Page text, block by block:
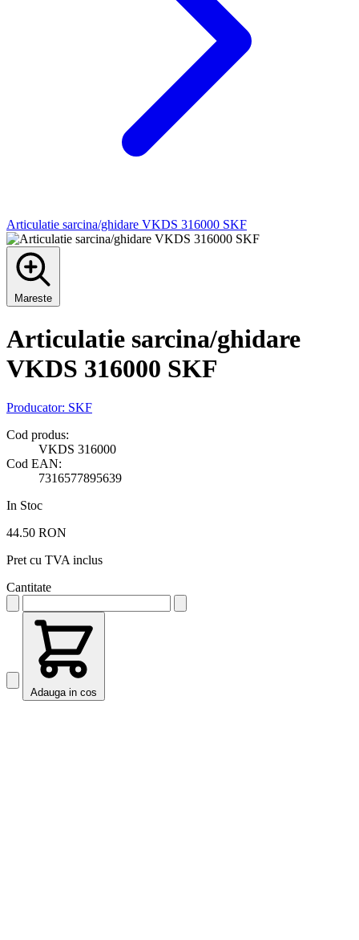
Articulatie sarcina/ghidare VKDS 316000 SKF
Mareste
Articulatie sarcina/ghidare
VKDS 316000 SKF
Producator: SKF
Cod produs:
VKDS 316000
Cod EAN:
7316577895639
In Stoc
44.50 RON
Pret cu TVA inclus
Cantitate
Adauga in cos